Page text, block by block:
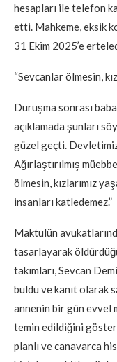
hesapları ile telefon
etti. Mahkeme, eksik
31 Ekim 2025’e
“Sevcanlar ölmesin,
Duruşma sonrası
açıklamada şunları
güzel geçti.
Ağırlaştırılmış
ölmesin, kızlarımız
insanları katledemez.”
Maktulün
tasarlayarak
takımları, Sevcan
buldu ve kanıt olarak
annenin bir gün evvel
temin edildiğini
planlı ve canavarca